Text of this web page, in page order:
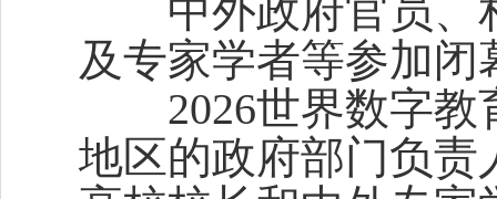
中外政府官员、
及专家学者等参加闭
2026世界数字教
地区的政府部门负责